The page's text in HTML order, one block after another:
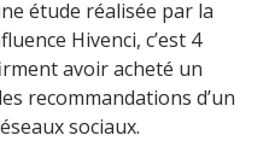
étude réalisée par la
Hivenci, c’est 4
avoir acheté un
recommandations d’un
sociaux.